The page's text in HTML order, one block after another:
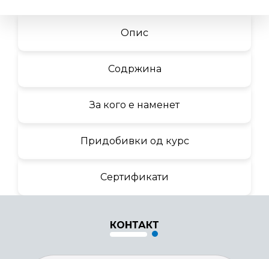
Опис
Содржина
За кого е наменет
Придобивки од курс
Сертификати
КОНТАКТ